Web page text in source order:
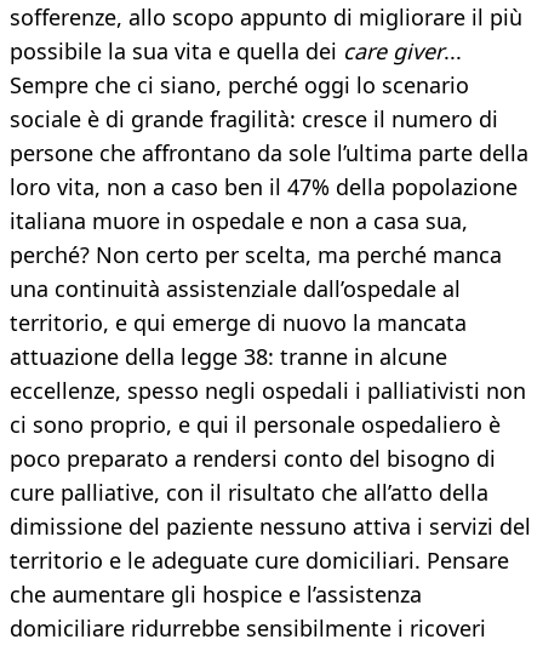
sofferenze, allo scopo appunto di migliorare il più
possibile la sua vita e quella dei care giver...
Sempre che ci siano, perché oggi lo scenario
sociale è di grande fragilità: cresce il numero di
persone che affrontano da sole l’ultima parte della
loro vita, non a caso ben il 47% della popolazione
italiana muore in ospedale e non a casa sua,
perché? Non certo per scelta, ma perché manca
una continuità assistenziale dall’ospedale al
territorio, e qui emerge di nuovo la mancata
attuazione della legge 38: tranne in alcune
eccellenze, spesso negli ospedali i palliativisti non
ci sono proprio, e qui il personale ospedaliero è
poco preparato a rendersi conto del bisogno di
cure palliative, con il risultato che all’atto della
dimissione del paziente nessuno attiva i servizi del
territorio e le adeguate cure domiciliari. Pensare
che aumentare gli hospice e l’assistenza
domiciliare ridurrebbe sensibilmente i ricoveri